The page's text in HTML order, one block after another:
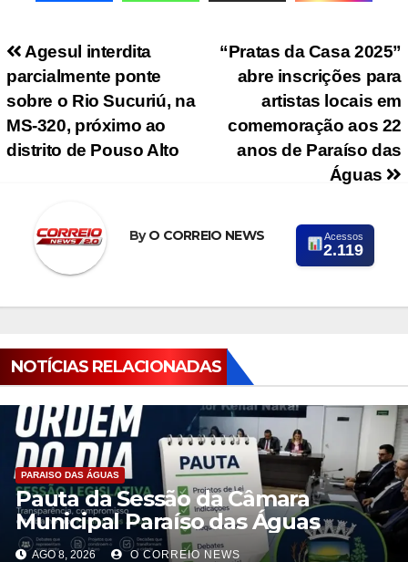
Navegação de Post“Pratas da Casa 2025”
abre inscrições para
artistas locais em
comemoração aos 22
anos de Paraíso das
Águas
Agesul interdita
parcialmente ponte
sobre o Rio Sucuriú, na
MS-320, próximo ao
distrito de Pouso Alto
ByO CORREIO NEWS Acessos
2.119
NOTÍCIAS RELACIONADAS
PARAISO DAS ÁGUAS
Pauta da Sessão da Câmara
Municipal Paraíso das Águas
AGO 8, 2026 O CORREIO NEWS